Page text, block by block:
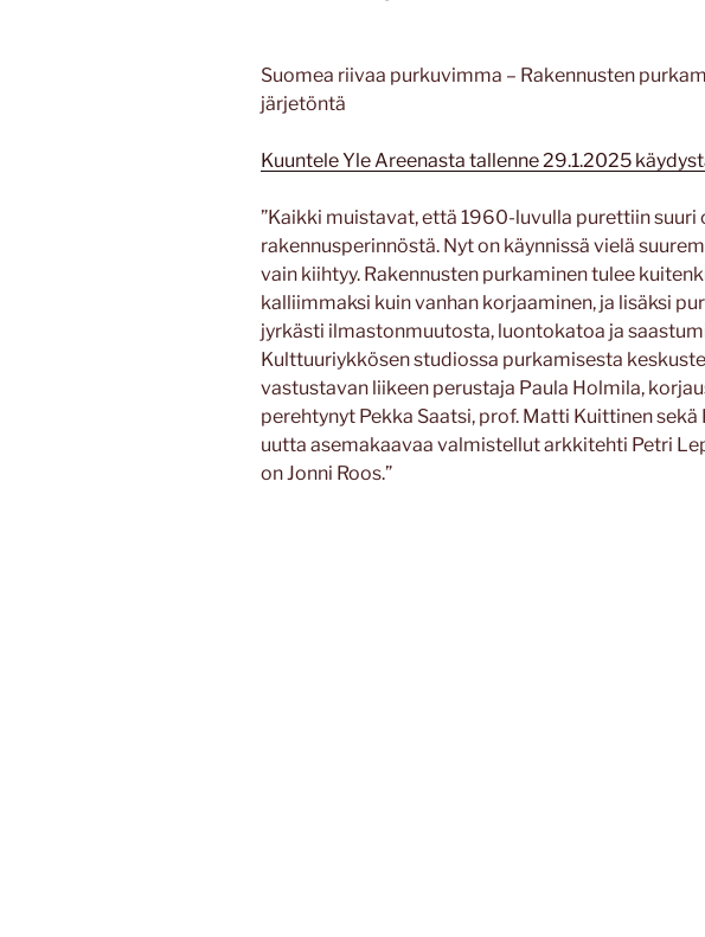
Suomea riivaa purkuvimma – Rakennusten
järjetöntä
Kuuntele Yle Areenasta tallenne 29.1.2025
”Kaikki muistavat, että 1960-luvulla purettiin suuri
rakennusperinnöstä. Nyt on käynnissä vielä
vain kiihtyy. Rakennusten purkaminen tulee
kalliimmaksi kuin vanhan korjaaminen, ja lisäksi
jyrkästi ilmastonmuutosta, luontokatoa ja
Kulttuuriykkösen studiossa purkamisesta
vastustavan liikeen perustaja Paula Holmila,
perehtynyt Pekka Saatsi, prof. Matti Kuittinen sekä
uutta asemakaavaa valmistellut arkkitehti Petri
on Jonni Roos.”